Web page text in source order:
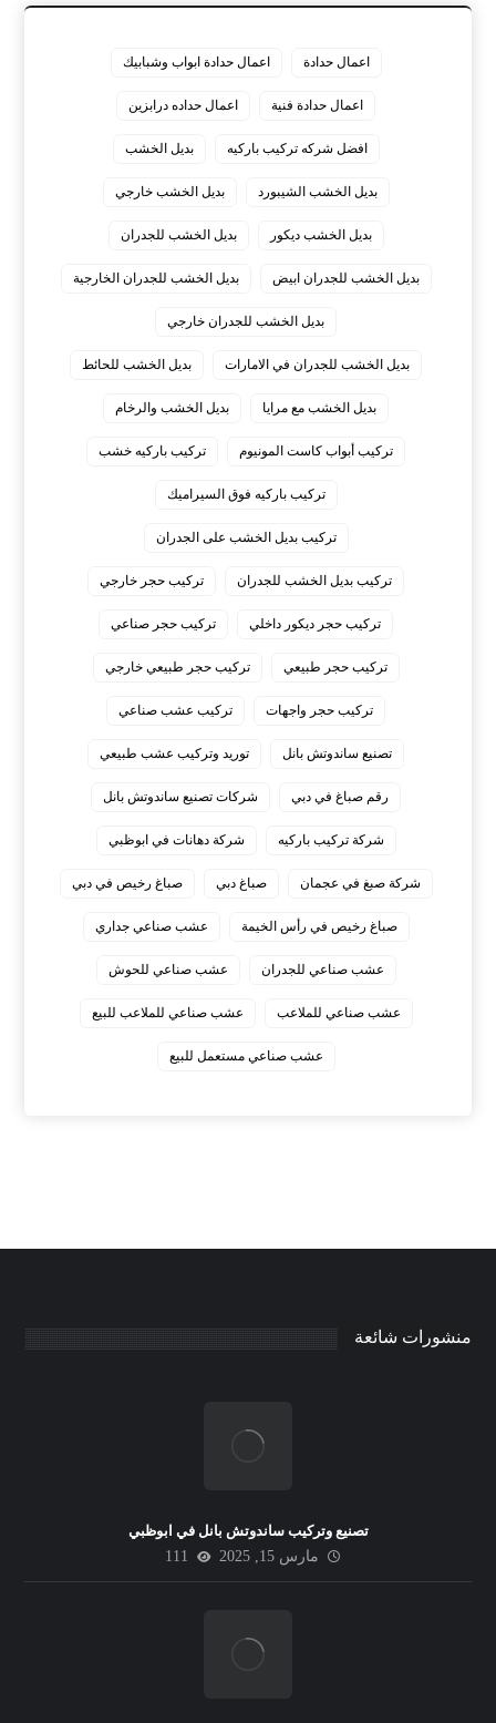
اعمال حدادة اعمال حدادة ابواب وشبابيك
اعمال حدادة فنية اعمال حداده درابزين
افضل شركه تركيب باركيه بديل الخشب
بديل الخشب الشيبورد بديل الخشب خارجي
بديل الخشب ديكور بديل الخشب للجدران
بديل الخشب للجدران ابيض بديل الخشب للجدران الخارجية
بديل الخشب للجدران خارجي
بديل الخشب للجدران في الامارات بديل الخشب للحائط
بديل الخشب مع مرايا بديل الخشب والرخام
تركيب أبواب كاست المونيوم تركيب باركيه خشب
تركيب باركيه فوق السيراميك
تركيب بديل الخشب على الجدران
تركيب بديل الخشب للجدران تركيب حجر خارجي
تركيب حجر ديكور داخلي تركيب حجر صناعي
تركيب حجر طبيعي تركيب حجر طبيعي خارجي
تركيب حجر واجهات تركيب عشب صناعي
تصنيع ساندوتش بانل توريد وتركيب عشب طبيعي
رقم صباغ في دبي شركات تصنيع ساندوتش بانل
شركة تركيب باركيه شركة دهانات في ابوظبي
شركة صبغ في عجمان صباغ دبي صباغ رخيص في دبي
صباغ رخيص في رأس الخيمة عشب صناعي جداري
عشب صناعي للجدران عشب صناعي للحوش
عشب صناعي للملاعب عشب صناعي للملاعب للبيع
عشب صناعي مستعمل للبيع
منشورات شائعة
تصنيع وتركيب ساندوتش بانل في ابوظبي
مارس 15, 2025
111